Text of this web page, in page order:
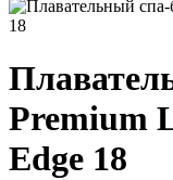
Premium
Edge 18